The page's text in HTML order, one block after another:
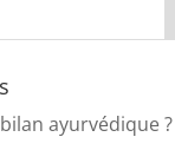
bilan ayurvédique ?